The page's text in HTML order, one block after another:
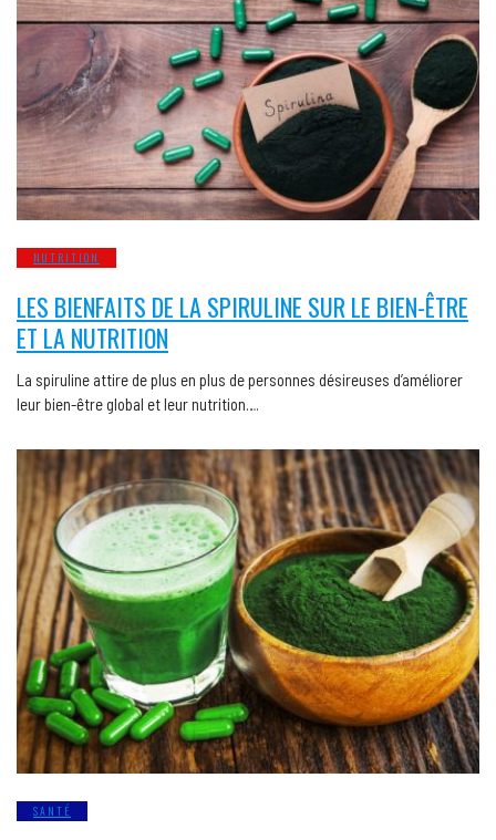
NUTRITION
LES BIENFAITS DE LA SPIRULINE SUR LE BIEN-ÊTRE
ET LA NUTRITION
La spiruline attire de plus en plus de personnes désireuses d’améliorer
leur bien-être global et leur nutrition….
SANTÉ